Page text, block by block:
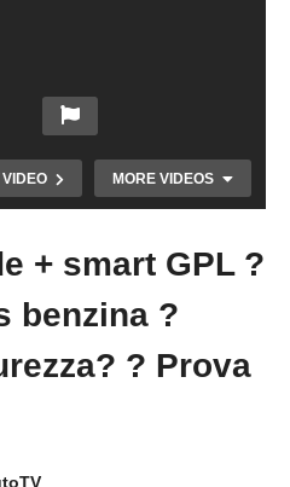
VIDEO MORE VIDEOS
Code
In Hybrid 1.3 T4
+ smart GPL ?
benzina ?
? Prova